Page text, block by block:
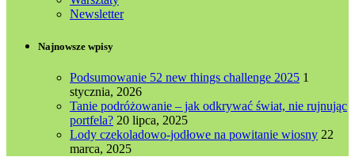
Newsletter
Najnowsze wpisy
Podsumowanie 52 new things challenge 2025 1
stycznia, 2026
Tanie podróżowanie – jak odkrywać świat, nie rujnując
portfela? 20 lipca, 2025
Lody czekoladowo-jodłowe na powitanie wiosny 22
marca, 2025